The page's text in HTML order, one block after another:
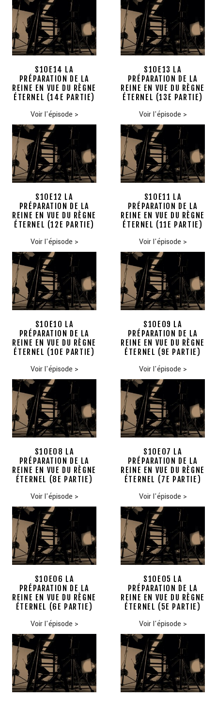
S10E14 LA
PRÉPARATION DE LA
REINE EN VUE DU RÈGNE
ÉTERNEL (14E PARTIE)
Voir l'épisode >
S10E13 LA
PRÉPARATION DE LA
REINE EN VUE DU RÈGNE
ÉTERNEL (13E PARTIE)
Voir l'épisode >
S10E12 LA
PRÉPARATION DE LA
REINE EN VUE DU RÈGNE
ÉTERNEL (12E PARTIE)
Voir l'épisode >
S10E11 LA
PRÉPARATION DE LA
REINE EN VUE DU RÈGNE
ÉTERNEL (11E PARTIE)
Voir l'épisode >
S10E10 LA
PRÉPARATION DE LA
REINE EN VUE DU RÈGNE
ÉTERNEL (10E PARTIE)
Voir l'épisode >
S10E09 LA
PRÉPARATION DE LA
REINE EN VUE DU RÈGNE
ÉTERNEL (9E PARTIE)
Voir l'épisode >
S10E08 LA
PRÉPARATION DE LA
REINE EN VUE DU RÈGNE
ÉTERNEL (8E PARTIE)
Voir l'épisode >
S10E07 LA
PRÉPARATION DE LA
REINE EN VUE DU RÈGNE
ÉTERNEL (7E PARTIE)
Voir l'épisode >
S10E06 LA
PRÉPARATION DE LA
REINE EN VUE DU RÈGNE
ÉTERNEL (6E PARTIE)
Voir l'épisode >
S10E05 LA
PRÉPARATION DE LA
REINE EN VUE DU RÈGNE
ÉTERNEL (5E PARTIE)
Voir l'épisode >